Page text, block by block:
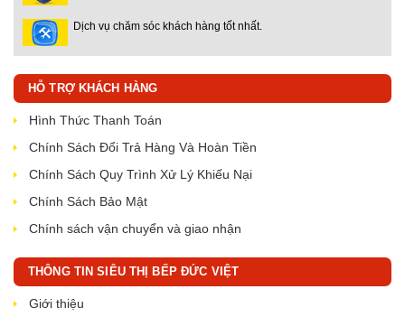
Dịch vụ chăm sóc khách hàng tốt nhất.
HỖ TRỢ KHÁCH HÀNG
Hình Thức Thanh Toán
Chính Sách Đổi Trả Hàng Và Hoàn Tiền
Chính Sách Quy Trình Xử Lý Khiếu Nại
Chính Sách Bảo Mật
Chính sách vận chuyển và giao nhận
THÔNG TIN SIÊU THỊ BẾP ĐỨC VIỆT
Giới thiệu